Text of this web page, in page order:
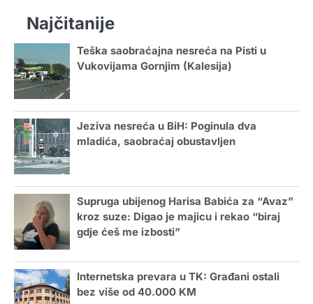
Najčitanije
Teška saobraćajna nesreća na Pisti u
Vukovijama Gornjim (Kalesija)
Jeziva nesreća u BiH: Poginula dva
mladića, saobraćaj obustavljen
Supruga ubijenog Harisa Babića za “Avaz”
kroz suze: Digao je majicu i rekao “biraj
gdje ćeš me izbosti”
Internetska prevara u TK: Građani ostali
bez više od 40.000 KM